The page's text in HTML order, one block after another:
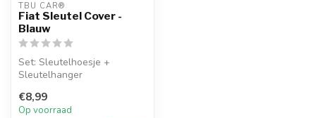
TBU CAR®
Fiat Sleutel Cover -
Blauw
Set: Sleutelhoesje +
Sleutelhanger
€8,99
Op voorraad